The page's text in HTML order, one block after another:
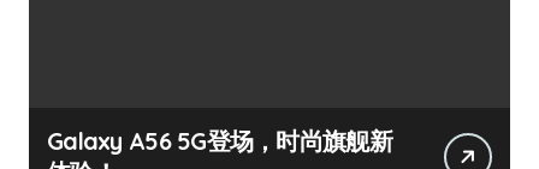
Galaxy A56 5G登场，时尚旗舰新